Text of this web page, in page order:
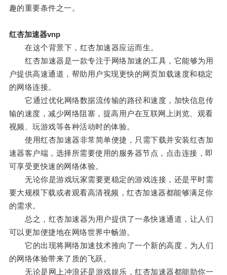
趣的重要条件之一。
红杏加速器vnp
在这个背景下，红杏加速器应运而生。
红杏加速器是一款专注于网络加速的工具，它能够为用
户提供高速通道，帮助用户实现更快的网页加载速度和稳定
的网络连接。
它通过优化网络数据流传输的路径和速度，加快信息传
输的速度，减少网络阻塞，提高用户在互联网上浏览、观看
视频、玩游戏等各种活动时的体验。
使用红杏加速器非常简单便捷，只需下载并安装红杏加
速器客户端，选择所需要使用的服务器节点，点击连接，即
可享受更快速的网络体验。
无论你是游戏玩家需要更稳定的游戏连接，还是平时需
要大规模下载或者观看高清视频，红杏加速器都能够满足你
的需求。
总之，红杏加速器为用户提供了一条快速通道，让人们
可以更加便捷地在网络世界中畅游。
它的出现将网络加速技术推向了一个新的高度，为人们
的网络体验带来了质的飞跃。
无论是网上冲浪还是游戏娱乐，红杏加速器都能助你一